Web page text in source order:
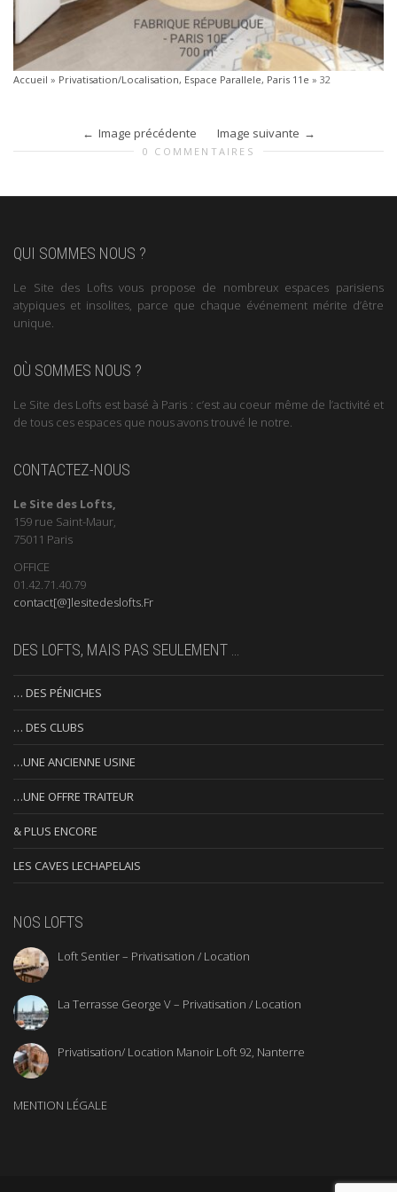
Accueil » Privatisation/Localisation, Espace Parallele, Paris 11e » 32
Image précédente Image suivante
0 COMMENTAIRES
QUI SOMMES NOUS ?
Le Site des Lofts vous propose de nombreux espaces parisiens
atypiques et insolites, parce que chaque événement mérite d’être
unique.
OÙ SOMMES NOUS ?
Le Site des Lofts est basé à Paris : c’est au coeur même de l’activité et
de tous ces espaces que nous avons trouvé le notre.
CONTACTEZ-NOUS
Le Site des Lofts,
159 rue Saint-Maur,
75011 Paris
OFFICE
01.42.71.40.79
contact[@]lesitedeslofts.Fr
DES LOFTS, MAIS PAS SEULEMENT …
… DES PÉNICHES
… DES CLUBS
…UNE ANCIENNE USINE
…UNE OFFRE TRAITEUR
& PLUS ENCORE
LES CAVES LECHAPELAIS
NOS LOFTS
Loft Sentier – Privatisation / Location
La Terrasse George V – Privatisation / Location
Privatisation/ Location Manoir Loft 92, Nanterre
MENTION LÉGALE